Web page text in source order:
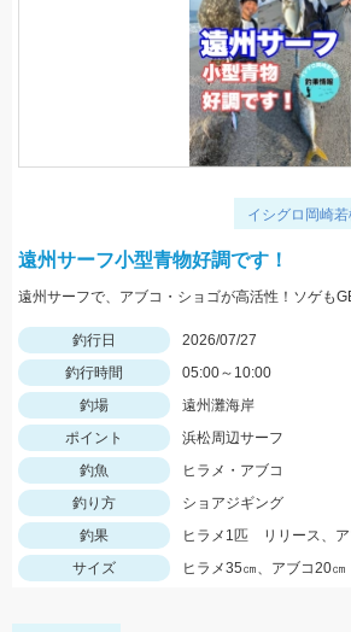
イシグロ岡崎
遠州サーフ小型青物好調です！
釣行日
2026/07/27
釣行時間
05:00～10:00
釣場
遠州灘海岸
ポイント
浜松周辺サーフ
釣魚
ヒラメ・アブコ
釣り方
ショアジギング
釣果
ヒラメ1匹 リリース、
サイズ
ヒラメ35㎝、アブコ20㎝